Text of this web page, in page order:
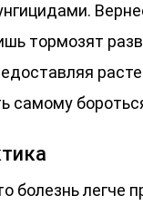
тормозят
самому
болезнь легче